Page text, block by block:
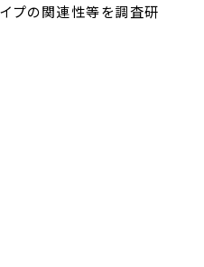
イプの関連性等を調査研